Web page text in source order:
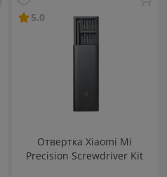
5.0
Отвертка Xiaomi Mi
Precision Screwdriver Kit